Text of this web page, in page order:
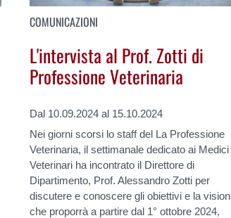
COMUNICAZIONI
L'intervista al Prof. Zotti di
Professione Veterinaria
Dal 10.09.2024 al 15.10.2024
Nei giorni scorsi lo staff del La Professione
Veterinaria, il settimanale dedicato ai Medici
Veterinari ha incontrato il Direttore di
Dipartimento, Prof. Alessandro Zotti per
discutere e conoscere gli obiettivi e la vision
che proporrà a partire dal 1° ottobre 2024,